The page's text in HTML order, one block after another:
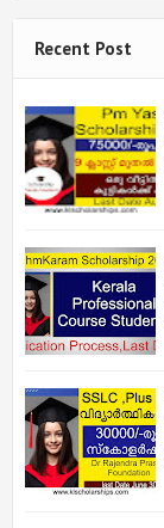
Recent Post